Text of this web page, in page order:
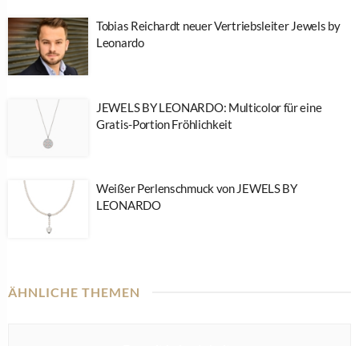
Tobias Reichardt neuer Vertriebsleiter Jewels by
Leonardo
JEWELS BY LEONARDO: Multicolor für eine
Gratis-Portion Fröhlichkeit
Weißer Perlenschmuck von JEWELS BY
LEONARDO
ÄHNLICHE THEMEN